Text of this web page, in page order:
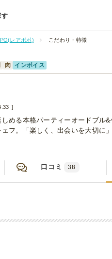
す
レアポポ) こだわり・特徴
肉 インボイス
める本格パーティーオードブル&
フ。「楽しく、出会いを大切に
口コミ 38